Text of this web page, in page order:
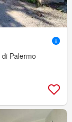
Palermo